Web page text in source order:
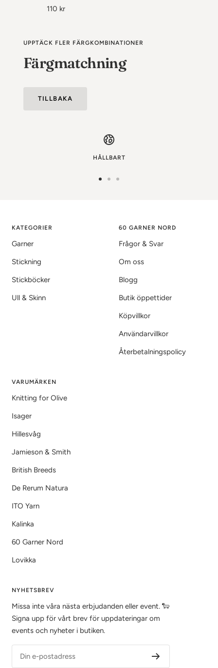
Rea-
110 kr
UPPTÄCK FLER FÄRGKOMBINATIONER
Färgmatchning
TILLBAKA
HÅLLBART
KATEGORIER
Garner
Stickning
Stickböcker
Ull & Skinn
60 GARNER NORD
Frågor & Svar
Om oss
Blogg
Butik öppettider
Köpvillkor
Användarvillkor
Återbetalningspolicy
VARUMÄRKEN
Knitting for Olive
Isager
Hillesvåg
Jamieson & Smith
British Breeds
De Rerum Natura
ITO Yarn
Kalinka
60 Garner Nord
Lovikka
NYHETSBREV
Missa inte våra nästa erbjudanden eller event. 🐑
Signa upp för vårt brev för uppdateringar om
events och nyheter i butiken.
Din e-postadress